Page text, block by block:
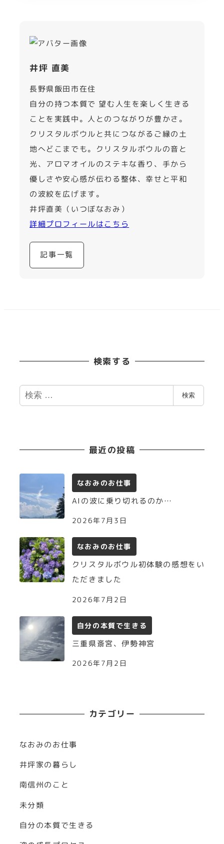
井坪 直美
長野県飯田市在住
自分の持つ本質で 望む人生を楽しく生きる
ことを実践中。人とのつながりが豊かさ。
クリスタルボウルと共につながるご縁の土
地へどこまでも。クリスタルボウルの音と
光、アロマオイルのステキな香り、手から
優しさや安心感が伝わる整体、幸せと平和
の波紋を広げます。
井坪直美（いつぼなおみ）
詳細プロフィールはこちら
記事一覧
検索する
検
索
検索
最近の投稿
なおみのお仕事
AIの波に乗り切れるのか…
2026年7月3日
なおみのお仕事
クリスタルボウル初体験の感想をい
ただきました
2026年7月2日
自分の本質で生きる
三重県斎宮、伊勢神宮
2026年7月2日
カテゴリー
なおみのお仕事
井坪家の暮らし
南信州のこと
未分類
自分の本質で生きる